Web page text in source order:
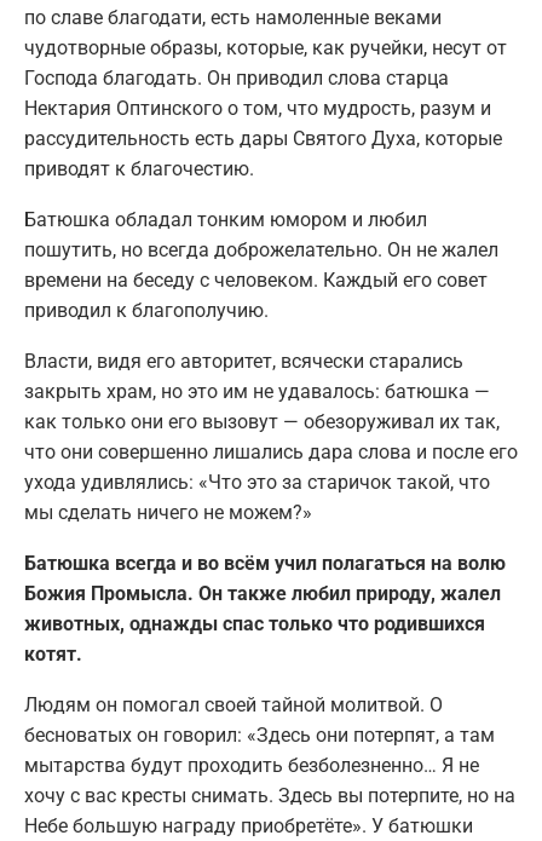
по славе благодати, есть намоленные веками
чудотворные образы, которые, как ручейки, несут от
Господа благодать. Он приводил слова старца
Нектария Оптинского о том, что мудрость, разум и
рассудительность есть дары Святого Духа, которые
приводят к благочестию.
Батюшка обладал тонким юмором и любил
пошутить, но всегда доброжелательно. Он не жалел
времени на беседу с человеком. Каждый его совет
приводил к благополучию.
Власти, видя его авторитет, всячески старались
закрыть храм, но это им не удавалось: батюшка —
как только они его вызовут — обезоруживал их так,
что они совершенно лишались дара слова и после его
ухода удивлялись: «Что это за старичок такой, что
мы сделать ничего не можем?»
Батюшка всегда и во всём учил полагаться на волю
Божия Промысла. Он также любил природу, жалел
животных, однажды спас только что родившихся
котят.
Людям он помогал своей тайной молитвой. О
бесноватых он говорил: «Здесь они потерпят, а там
мытарства будут проходить безболезненно… Я не
хочу с вас кресты снимать. Здесь вы потерпите, но на
Небе большую награду приобретёте». У батюшки